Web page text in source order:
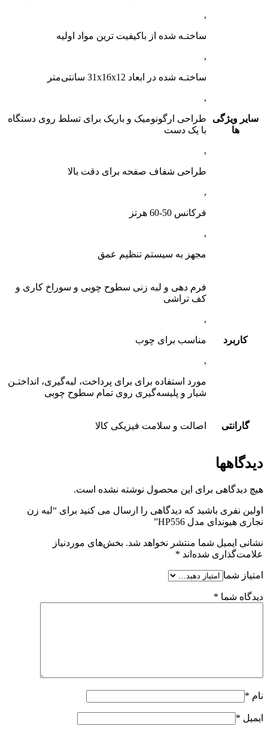
سایر ویژگی
ها
,
ساختـه شد‌ه از باکیفیت ترین مواد اولیه
,
ساختـه شد‌ه در ابعاد 31x16x12 سانتی‌متر
,
طراحی ارگونومیک و باریک برای تسلط روی دستگاه
با یک دست
,
طراحی شفاف صفحه برای دقت بالا
,
فرکانس 50-60 هرتز
,
مجهز به سیستم تنظیم عمق
کاربرد
فرم دهی و لبه زنی سطوح چوبی و سوراخ کاری و
کف تراشی
,
مناسب برای چوب
,
مورد استفاده برای برای پرداخت، لبه‌گیری، انداختـن
شیار و پلیسه‌گیری روی تمام سطوح چوبی
گارانتی اصالت و سلامت فیزیکی کالا
دیدگاهها
هیچ دیدگاهی برای این محصول نوشته نشده است.
اولین نفری باشید که دیدگاهی را ارسال می کنید برای “لبه زن
نجاری هیوندای مدل HP556”
نشانی ایمیل شما منتشر نخواهد شد. بخش‌های موردنیاز
علامت‌گذاری شده‌اند *
امتیاز شما
دیدگاه شما *
نام *
ایمیل *